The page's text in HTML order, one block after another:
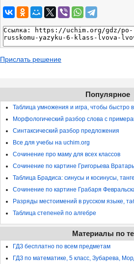
Прислать решение
Популярное
Таблица умножения и игра, чтобы быстро
Морфологический разбор слова с
Синтаксический разбор предложения
Все для учебы на uchim.org
Сочинение про маму для всех классов
Сочинение по картине Григорьева
Таблица Брадиса: синусы и косинусы,
Сочинение по картине Грабаря
Разряды местоимений в русском языке,
Таблица степеней по алгебре
Материалы по
ГДЗ бесплатно по всем предметам
ГДЗ по математике, 5 класс, Зубарева,